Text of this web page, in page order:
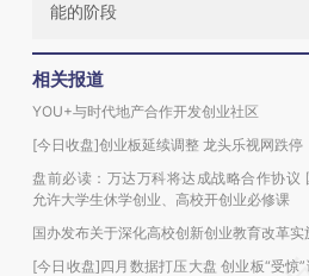
能的阶段
相关报道
YOU+与时代地产合作开发创业社区
[今日收盘]创业板延续调整 龙头乐视网跌停
盘前必读：万达万科将达成战略合作协议
允许大学生休学创业、高校开创业必修课
国办发布关于深化高校创新创业教育改革实
[今日收盘]四月数据打压大盘 创业板“受惊”